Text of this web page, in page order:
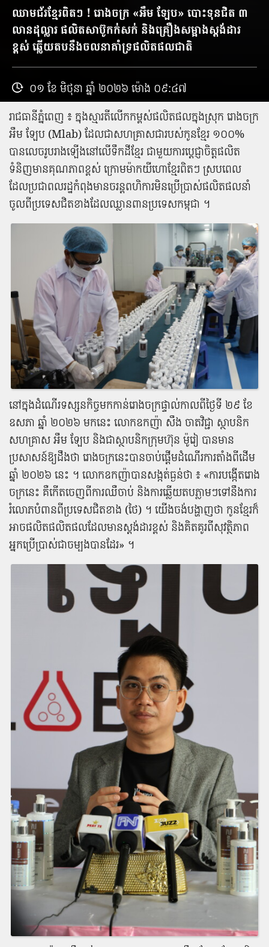
ឈាមជ័រ​ខ្មែរ​ពិត​ៗ ! រោងចក្រ «​អឹ​ម ឡែ​ប​» បោះទុន​ជិត ៣​
លាន​ដុល្លារ ផលិត​សាប៊ូ​កក់សក់ និង​គ្រឿងសម្អាង​ស្តង់ដារ​
ខ្ពស់ ឆ្លើយ​តប​នឹង​ចលនា​គាំទ្រ​ផលិតផល​ជាតិ
០១ ខែ មិថុនា ឆ្នាំ ២០២៦ ម៉ោង ០៩:៤៧
រាជធានី​ភ្នំពេញ ៖ ក្នុង​ស្មារតី​លើកកម្ពស់​ផលិតផល​ក្នុងស្រុក រោងចក្រ
អឹ​ម ឡែ​ប (Mlab) ដែល​ជា​សហគ្រាស​ជា​របស់​កូន​ខ្មែរ ១០០%
បាន​លេច​រូបរាង​ឡើង​នៅ​លើ​ទឹកដី​ខ្មែរ ជាមួយ​ការ​ប្ដេជ្ញា​ចិត្ត​ផលិត​
ទំនិញ​មានគុណ​ភាព​ខ្ពស់ ក្រោម​ម៉ាក​យីហោ​ខ្មែរ​ពិត​ៗ ស្រប​ពេល​
ដែល​ប្រជាពលរដ្ឋ​កំពុង​មាន​ចរន្ត​ពហិការ​មិន​ប្រើប្រាស់​ផលិតផល​នាំ​
ចូល​ពី​ប្រទេស​ជិតខាង​ដែល​ឈ្លានពាន​ប្រទេស​កម្ពុជា ។
នៅ​ក្នុង​ដំណើរ​ទស្សនកិច្ច​មក​កាន់​រោងចក្រ​ផ្ទាល់​កាលពី​ថ្ងៃ​ទី ២៩ ខែ
ឧសភា ឆ្នាំ ២០២៦ មកនេះ លោក​ឧកញ៉ា សឹង ចាត​វិជ្ជា ស្ថាបនិក​
សហគ្រាស អឹ​ម ឡែ​ប និង​ជា​ស្ថាបនិក​ក្រុមហ៊ុន ម៉ូរៀ បាន​មាន​
ប្រសាសន៍​ឱ្យ​ដឹង​ថា រោងចក្រ​នេះ​បាន​ចាប់ផ្ដើម​ដំណើរការ​តាំងពី​ដើម
ឆ្នាំ ២០២៦ នេះ ។ លោក​ឧកញ៉ា​បាន​សង្កត់ធ្ងន់​ថា ៖ «​ការ​បង្កើត​រោង
ចក្រ​នេះ គឺ​កើត​ចេញពី​ការ​ឈឺចាប់ និង​ការ​ឆ្លើយ​តប​ភ្លាម​ៗ​ទៅ​នឹង​ការ​
រំលោភ​បំពាន​ពី​ប្រទេស​ជិតខាង (​ថៃ​) ។ យើង​ចង់​បង្ហាញ​ថា កូន​ខ្មែរ​ក៏​
អាច​ផលិត​ផលិតផល​ដែល​មាន​ស្តង់ដារ​ខ្ពស់ និង​គិតគូរ​ពី​សុវត្ថិភាព​
អ្នក​ប្រើប្រាស់​ជា​ចម្បង​បាន​ដែរ​» ។